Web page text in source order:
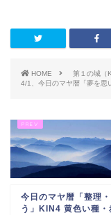
HOME
第１の城（
4/1、今日のマヤ暦「夢を思
今日のマヤ暦「整理
う」KIN4 黄色い種・